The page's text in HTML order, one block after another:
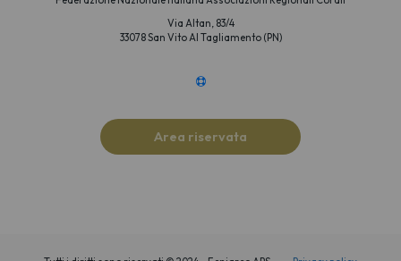
Via Altan, 83/4
33078 San Vito Al Tagliamento (PN)
Area riservata